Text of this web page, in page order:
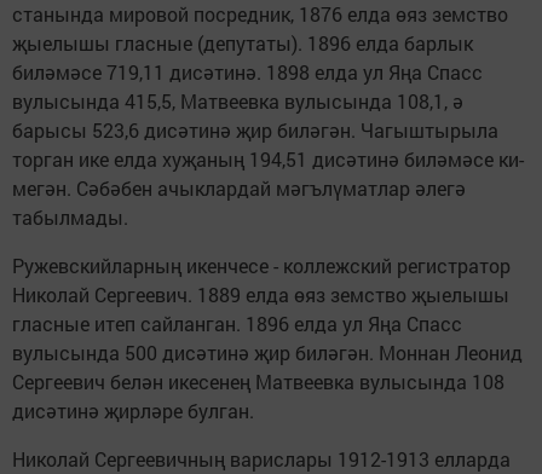
станында мировой посредник, 1876 елда өяз земство
җы­елышы гласные (депу­таты). 1896 елда барлык
биләмәсе 719,11 дисә­тинә. 1898 елда ул Яңа Спасс
вулысында 415,5, Матвеевка вулысында 108,1, ә
барысы 523,6 дисәтинә җир биләгән. Чагыштырыла
торган ике елда хуҗаның 194,51 дисәтинә биләмәсе ки­
мегән. Сәбәбен ачы­клардай мәгълүматлар әлегә
табылмады.
Ружевскийларның икен­чесе - коллежский ре­гистратор
Николай Сергеевич. 1889 елда өяз земство җыелышы
гласные итеп сайланган. 1896 елда ул Яңа Спасс
вулысында 500 дисәтинә җир биләгән. Моннан Леонид
Сергеевич белән икесенең Матвеевка ву­лысында 108
дисәтинә җирләре булган.
Николай Сергеевичның варислары 1912-1913 ел­ларда